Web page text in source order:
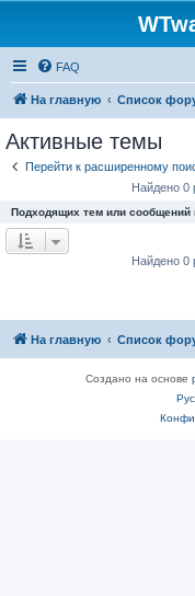
FAQ
На главную Список
Активные темы
Перейти к расширенному
Найдено 0
Подходящих тем или сообщений
Найдено 0
На главную Список
Создано на основе